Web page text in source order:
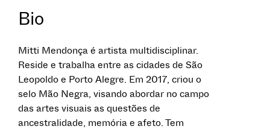
Bio
Mitti Mendonça é artista multidisciplinar.
Reside e trabalha entre as cidades de São
Leopoldo e Porto Alegre. Em 2017, criou o
selo Mão Negra, visando abordar no campo
das artes visuais as questões de
ancestralidade, memória e afeto. Tem